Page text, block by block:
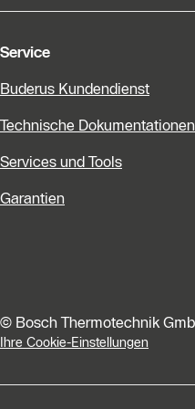
Service
Buderus Kundendienst
Technische Dokumentationen
Services und Tools
Garantien
© Bosch Thermotechnik
Ihre Cookie-Einstellungen